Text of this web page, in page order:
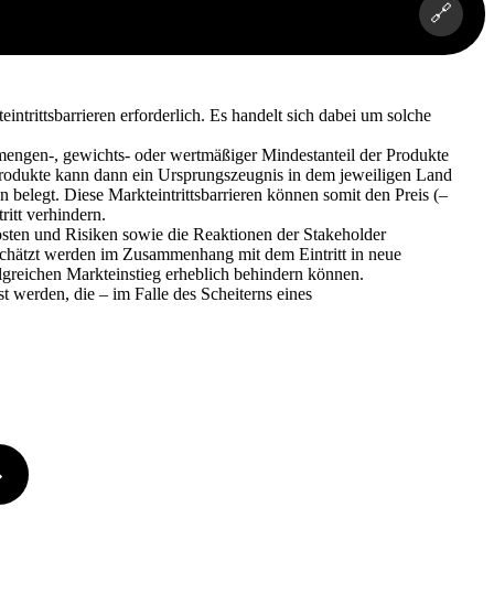
🔗
erforderlich. Es handelt sich dabei um solche
, gewichts- oder wertmäßiger Mindestanteil der Produkte
kann dann ein Ursprungszeugnis in dem jeweiligen Land
Diese Markteintrittsbarrieren können somit den Preis (–
verhindern.
und Risiken sowie die Reaktionen der Stakeholder
werden im Zusammenhang mit dem Eintritt in neue
Markteinstieg erheblich behindern können.
die – im Falle des Scheiterns eines